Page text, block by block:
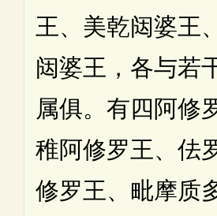
王、美乾闼婆王
闼婆王，各与若
属俱。有四阿修
稚阿修罗王、佉
修罗王、毗摩质